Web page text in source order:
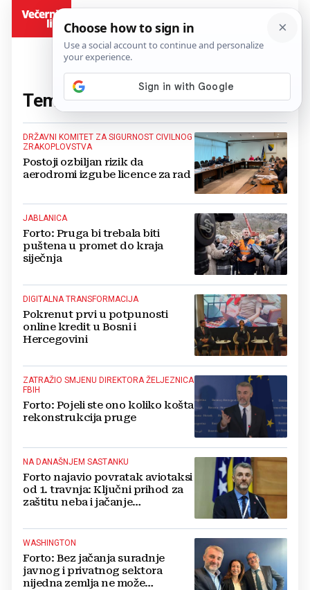
Tema:Edin Forto(69 članaka)
DRŽAVNI KOMITET ZA SIGURNOST CIVILNOG
ZRAKOPLOVSTVA
Postoji ozbiljan rizik da
aerodromi izgube licence za rad
JABLANICA
Forto: Pruga bi trebala biti
puštena u promet do kraja
siječnja
DIGITALNA TRANSFORMACIJA
Pokrenut prvi u potpunosti
online kredit u Bosni i
Hercegovini
ZATRAŽIO SMJENU DIREKTORA ŽELJEZNICA
FBIH
Forto: Pojeli ste ono koliko košta
rekonstrukcija pruge
NA DANAŠNJEM SASTANKU
Forto najavio povratak aviotaksi
od 1. travnja: Ključni prihod za
zaštitu neba i jačanje
WASHINGTON
Forto: Bez jačanja suradnje
javnog i privatnog sektora
nijedna zemlja ne može